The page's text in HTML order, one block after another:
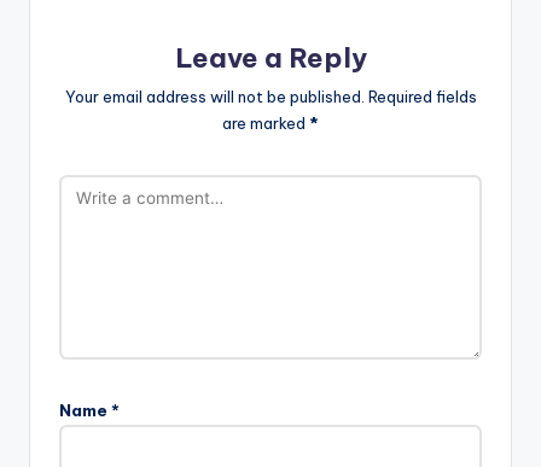
Leave a Reply
Your email address will not be published. Required fields
are marked *
Name *